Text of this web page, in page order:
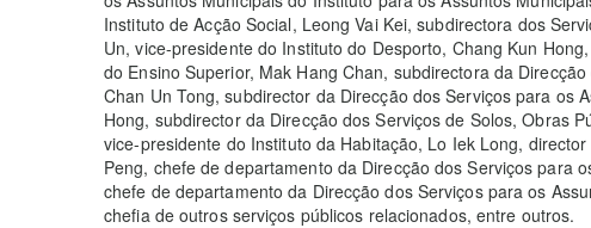
Instituto de Acção Social, Leong Vai Kei, subdirectora dos
Un, vice-presidente do Instituto do Desporto, Chang Kun
do Ensino Superior, Mak Hang Chan, subdirectora da
Chan Un Tong, subdirector da Direcção dos Serviços para os
Hong, subdirector da Direcção dos Serviços de Solos, Obras
vice-presidente do Instituto da Habitação, Lo Iek Long,
Peng, chefe de departamento da Direcção dos Serviços para
chefe de departamento da Direcção dos Serviços para os
chefia de outros serviços públicos relacionados, entre outros.